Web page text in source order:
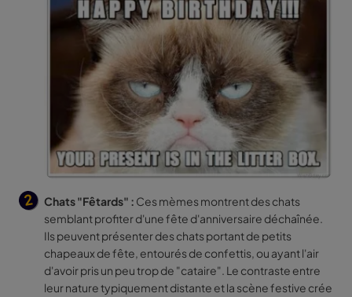
Chats "Fêtards" : Ces mèmes montrent des chats
semblant profiter d'une fête d'anniversaire déchaînée.
Ils peuvent présenter des chats portant de petits
chapeaux de fête, entourés de confettis, ou ayant l'air
d'avoir pris un peu trop de "cataire". Le contraste entre
leur nature typiquement distante et la scène festive crée